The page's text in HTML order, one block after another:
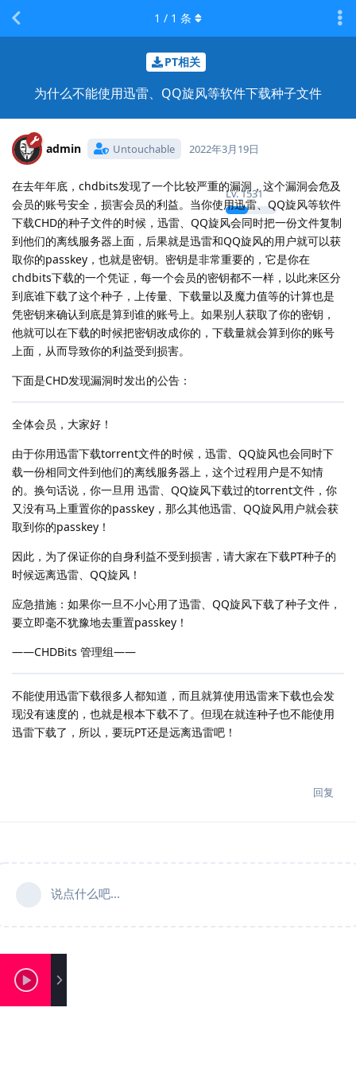
PT相关
为什么不能使用迅雷、QQ旋风等软件下载种子文件
1 / 1 条
admin Untouchable
Lv.1531
2022年3月19日
在去年年底，chdbits发现了一个比较严重的漏洞，这个漏洞会危及
会员的账号安全，损害会员的利益。当你使用迅雷、QQ旋风等软件
下载CHD的种子文件的时候，迅雷、QQ旋风会同时把一份文件复制
到他们的离线服务器上面，后果就是迅雷和QQ旋风的用户就可以获
取你的passkey，也就是密钥。密钥是非常重要的，它是你在
chdbits下载的一个凭证，每一个会员的密钥都不一样，以此来区分
到底谁下载了这个种子，上传量、下载量以及魔力值等的计算也是
凭密钥来确认到底是算到谁的账号上。如果别人获取了你的密钥，
他就可以在下载的时候把密钥改成你的，下载量就会算到你的账号
上面，从而导致你的利益受到损害。
下面是CHD发现漏洞时发出的公告：
全体会员，大家好！
由于你用迅雷下载torrent文件的时候，迅雷、QQ旋风也会同时下
载一份相同文件到他们的离线服务器上，这个过程用户是不知情
的。换句话说，你一旦用 迅雷、QQ旋风下载过的torrent文件，你
又没有马上重置你的passkey，那么其他迅雷、QQ旋风用户就会获
取到你的passkey！
因此，为了保证你的自身利益不受到损害，请大家在下载PT种子的
时候远离迅雷、QQ旋风！
应急措施：如果你一旦不小心用了迅雷、QQ旋风下载了种子文件，
要立即毫不犹豫地去重置passkey！
——CHDBits 管理组——
不能使用迅雷下载很多人都知道，而且就算使用迅雷来下载也会发
现没有速度的，也就是根本下载不了。但现在就连种子也不能使用
迅雷下载了，所以，要玩PT还是远离迅雷吧！
回复
说点什么吧...